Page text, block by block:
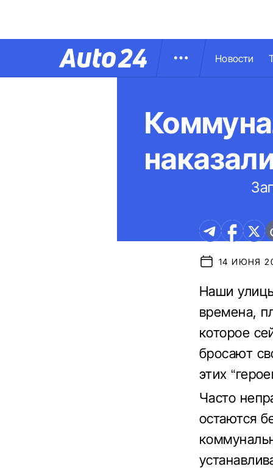
Новости
14 ИЮНЯ
Наши
времена,
которое
бросают
этих
Часто
остаются